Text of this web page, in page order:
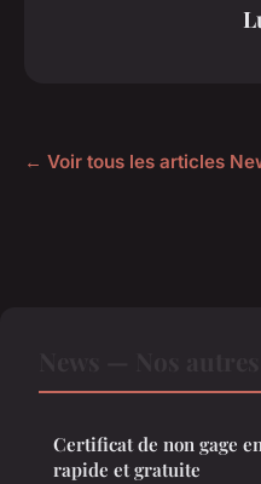
← Voir tous les articles
Certificat de non gage
rapide et gratuite